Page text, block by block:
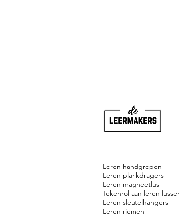
Leren handgrepen
Leren plankdragers
Leren magneetlus
Tekenrol aan leren lussen
Leren sleutelhangers
Leren riemen